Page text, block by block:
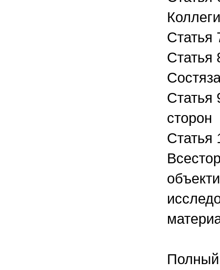
Статья
Статья
Статья
сторон
Статья
Полный